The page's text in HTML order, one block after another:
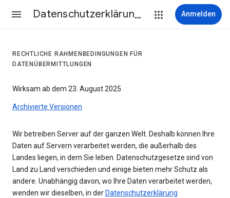
Datenschutzerklärung & Nutzungsbedingungen Anmelden
RECHTLICHE RAHMENBEDINGUNGEN FÜR
DATENÜBERMITTLUNGEN
Wirksam ab dem 23. August 2025
Archivierte Versionen
Wir betreiben Server auf der ganzen Welt. Deshalb können Ihre
Daten auf Servern verarbeitet werden, die außerhalb des
Landes liegen, in dem Sie leben. Datenschutzgesetze sind von
Land zu Land verschieden und einige bieten mehr Schutz als
andere. Unabhängig davon, wo Ihre Daten verarbeitet werden,
wenden wir dieselben, in der Datenschutzerklärung